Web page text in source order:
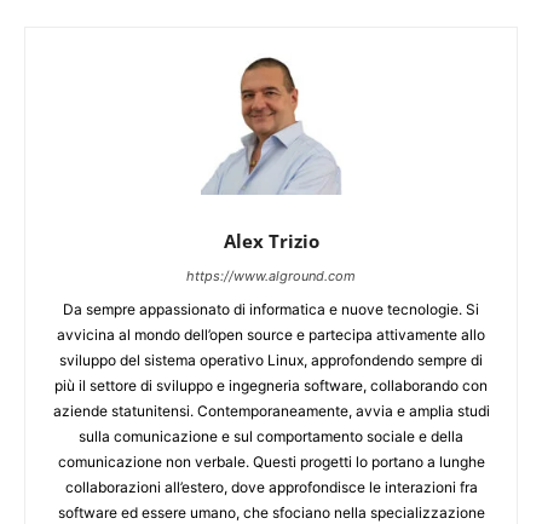
Alex Trizio
https://www.alground.com
Da sempre appassionato di informatica e nuove tecnologie. Si
avvicina al mondo dell’open source e partecipa attivamente allo
sviluppo del sistema operativo Linux, approfondendo sempre di
più il settore di sviluppo e ingegneria software, collaborando con
aziende statunitensi. Contemporaneamente, avvia e amplia studi
sulla comunicazione e sul comportamento sociale e della
comunicazione non verbale. Questi progetti lo portano a lunghe
collaborazioni all’estero, dove approfondisce le interazioni fra
software ed essere umano, che sfociano nella specializzazione